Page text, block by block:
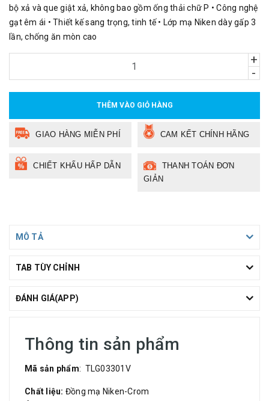
bộ xả và que giật xả, không bao gồm ống thải chữ P • Công nghệ
gạt êm ái • Thiết kế sang trọng, tinh tế • Lớp mạ Niken dày gấp 3
lần, chống ăn mòn cao
+
-
THÊM VÀO GIỎ HÀNG
GIAO HÀNG MIỄN PHÍ CAM KẾT CHÍNH HÃNG
CHIẾT KHẤU HẤP DẪN
THANH TOÁN ĐƠN
GIẢN
MÔ TẢ
TAB TÙY CHỈNH
ĐÁNH GIÁ(APP)
Thông tin sản phẩm
Mã sản phẩm: TLG03301V
Chất liệu: Đồng mạ Niken-Crom